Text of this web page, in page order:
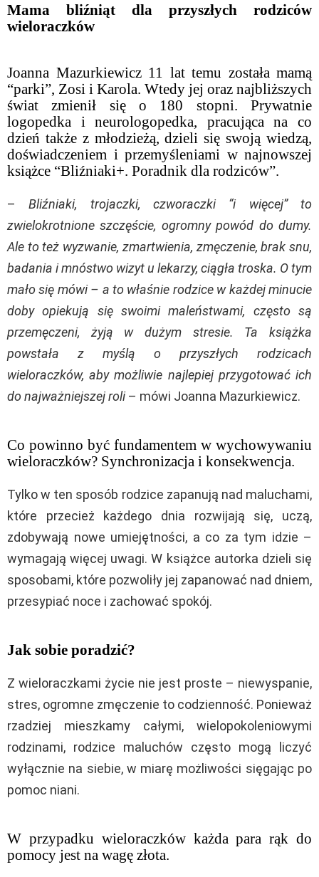
Mama bliźniąt dla przyszłych rodziców
wieloraczków
Joanna Mazurkiewicz 11 lat temu została mamą
“parki”, Zosi i Karola. Wtedy jej oraz najbliższych
świat zmienił się o 180 stopni. Prywatnie
logopedka i neurologopedka, pracująca na co
dzień także z młodzieżą, dzieli się swoją wiedzą,
doświadczeniem i przemyśleniami w najnowszej
książce “Bliźniaki+. Poradnik dla rodziców”.
– Bliźniaki, trojaczki, czworaczki “i więcej” to
zwielokrotnione szczęście, ogromny powód do dumy.
Ale to też wyzwanie, zmartwienia, zmęczenie, brak snu,
badania i mnóstwo wizyt u lekarzy, ciągła troska. O tym
mało się mówi – a to właśnie rodzice w każdej minucie
doby opiekują się swoimi maleństwami, często są
przemęczeni, żyją w dużym stresie. Ta książka
powstała z myślą o przyszłych rodzicach
wieloraczków, aby możliwie najlepiej przygotować ich
do najważniejszej roli– mówi Joanna Mazurkiewicz.
Co powinno być fundamentem w wychowywaniu
wieloraczków? Synchronizacja i konsekwencja.
Tylko w ten sposób rodzice zapanują nad maluchami,
które przecież każdego dnia rozwijają się, uczą,
zdobywają nowe umiejętności, a co za tym idzie –
wymagają więcej uwagi. W książce autorka dzieli się
sposobami, które pozwoliły jej zapanować nad dniem,
przesypiać noce i zachować spokój.
Jak sobie poradzić?
Z wieloraczkami życie nie jest proste – niewyspanie,
stres, ogromne zmęczenie to codzienność. Ponieważ
rzadziej mieszkamy całymi, wielopokoleniowymi
rodzinami, rodzice maluchów często mogą liczyć
wyłącznie na siebie, w miarę możliwości sięgając po
pomoc niani.
W przypadku wieloraczków każda para rąk do
pomocy jest na wagę złota.